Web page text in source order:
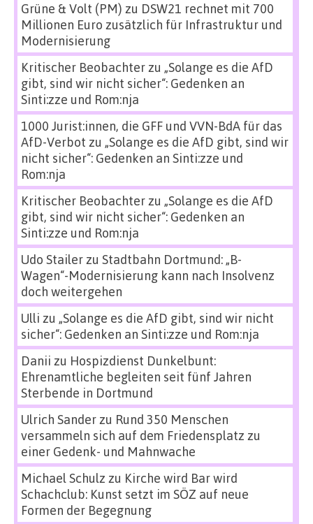
Grüne & Volt (PM) zu DSW21 rechnet mit 700
Millionen Euro zusätzlich für Infrastruktur und
Modernisierung
Kritischer Beobachterzu „Solange es die AfD
gibt, sind wir nicht sicher“: Gedenken an
Sinti:zze und Rom:nja
1000 Jurist:innen, die GFF und VVN-BdA für das
AfD-Verbot zu „Solange es die AfD gibt, sind wir
nicht sicher“: Gedenken an Sinti:zze und
Rom:nja
Kritischer Beobachterzu „Solange es die AfD
gibt, sind wir nicht sicher“: Gedenken an
Sinti:zze und Rom:nja
Udo Stailerzu Stadtbahn Dortmund: „B-
Wagen“-Modernisierung kann nach Insolvenz
doch weitergehen
Ulli zu „Solange es die AfD gibt, sind wir nicht
sicher“: Gedenken an Sinti:zze und Rom:nja
Danii zu Hospizdienst Dunkelbunt:
Ehrenamtliche begleiten seit fünf Jahren
Sterbende in Dortmund
Ulrich Sanderzu Rund 350 Menschen
versammeln sich auf dem Friedensplatz zu
einer Gedenk- und Mahnwache
Michael Schulz zu Kirche wird Bar wird
Schachclub: Kunst setzt im SÖZ auf neue
Formen der Begegnung